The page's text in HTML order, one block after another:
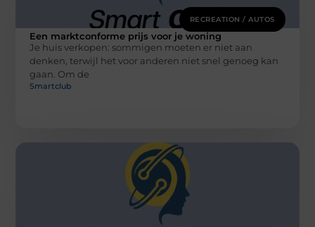
RECREATION / AUTOS
Een marktconforme prijs voor je woning
Je huis verkopen: sommigen moeten er niet aan
denken, terwijl het voor anderen niet snel genoeg kan
gaan. Om de
Smartclub